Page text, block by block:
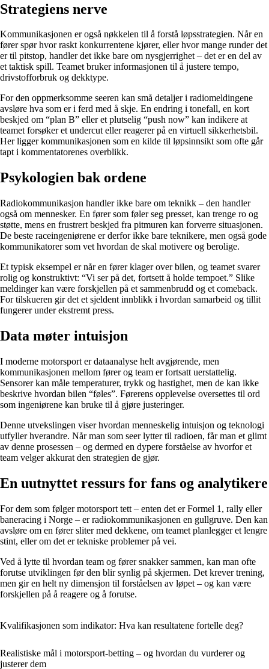
Strategiens nerve
Kommunikasjonen er også nøkkelen til å forstå løpsstrategien. Når en
fører spør hvor raskt konkurrentene kjører, eller hvor mange runder det
er til pitstop, handler det ikke bare om nysgjerrighet – det er en del av
et taktisk spill. Teamet bruker informasjonen til å justere tempo,
drivstofforbruk og dekktype.
For den oppmerksomme seeren kan små detaljer i radiomeldingene
avsløre hva som er i ferd med å skje. En endring i tonefall, en kort
beskjed om “plan B” eller et plutselig “push now” kan indikere at
teamet forsøker et undercut eller reagerer på en virtuell sikkerhetsbil.
Her ligger kommunikasjonen som en kilde til løpsinnsikt som ofte går
tapt i kommentatorenes overblikk.
Psykologien bak ordene
Radiokommunikasjon handler ikke bare om teknikk – den handler
også om mennesker. En fører som føler seg presset, kan trenge ro og
støtte, mens en frustrert beskjed fra pitmuren kan forverre situasjonen.
De beste raceingeniørene er derfor ikke bare teknikere, men også gode
kommunikatorer som vet hvordan de skal motivere og berolige.
Et typisk eksempel er når en fører klager over bilen, og teamet svarer
rolig og konstruktivt: “Vi ser på det, fortsett å holde tempoet.” Slike
meldinger kan være forskjellen på et sammenbrudd og et comeback.
For tilskueren gir det et sjeldent innblikk i hvordan samarbeid og tillit
fungerer under ekstremt press.
Data møter intuisjon
I moderne motorsport er dataanalyse helt avgjørende, men
kommunikasjonen mellom fører og team er fortsatt uerstattelig.
Sensorer kan måle temperaturer, trykk og hastighet, men de kan ikke
beskrive hvordan bilen “føles”. Førerens opplevelse oversettes til ord
som ingeniørene kan bruke til å gjøre justeringer.
Denne utvekslingen viser hvordan menneskelig intuisjon og teknologi
utfyller hverandre. Når man som seer lytter til radioen, får man et glimt
av denne prosessen – og dermed en dypere forståelse av hvorfor et
team velger akkurat den strategien de gjør.
En uutnyttet ressurs for fans og analytikere
For dem som følger motorsport tett – enten det er Formel 1, rally eller
baneracing i Norge – er radiokommunikasjonen en gullgruve. Den kan
avsløre om en fører sliter med dekkene, om teamet planlegger et lengre
stint, eller om det er tekniske problemer på vei.
Ved å lytte til hvordan team og fører snakker sammen, kan man ofte
forutse utviklingen før den blir synlig på skjermen. Det krever trening,
men gir en helt ny dimensjon til forståelsen av løpet – og kan være
forskjellen på å reagere og å forutse.
Kvalifikasjonen som indikator: Hva kan resultatene fortelle deg?
Realistiske mål i motorsport-betting – og hvordan du vurderer og
justerer dem